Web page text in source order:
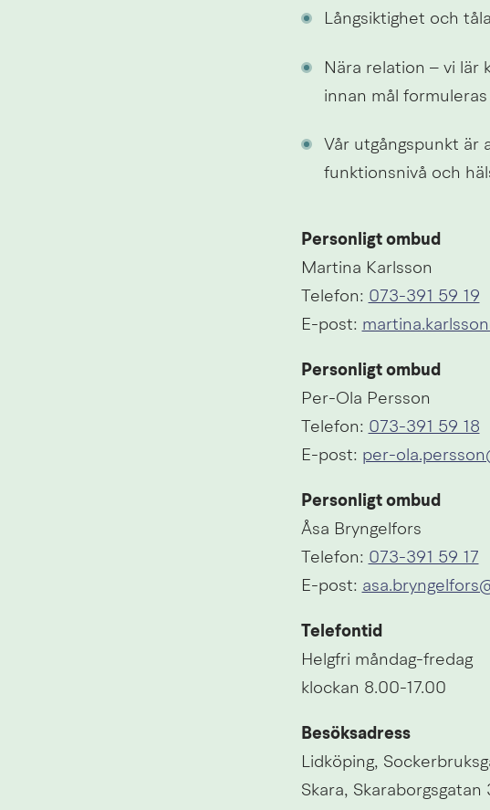
Långsiktighet och
Nära relation – vi lär
innan mål
Vår utgångspunkt är
funktionsnivå och
Personligt ombud
Martina Karlsson
Telefon: 073-391 59 19
E-post:
Personligt ombud
Per-Ola Persson
Telefon: 073-391 59 18
E-post: per-
Personligt ombud
Åsa Bryngelfors
Telefon: 073-391 59 17
E-post:
Telefontid
Helgfri måndag-fredag
klockan 8.00-17.00
Besöksadress
Lidköping,
Skara, Skaraborgsgatan